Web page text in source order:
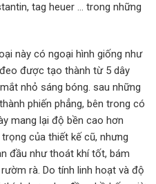
tag heuer … trong những
này có ngoại hình giống như
được tạo thành từ 5 dây
nhỏ sáng bóng. sau những
phiến phẳng, bên trong có
mang lại độ bền cao hơn
của thiết kế cũ, nhưng
đầu như thoát khí tốt, bám
rà. Do tính linh hoạt và độ